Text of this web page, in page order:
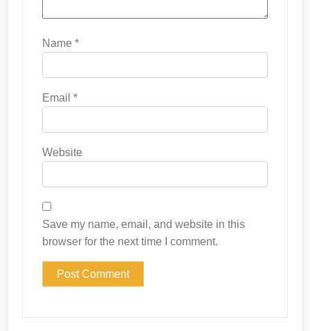
Name *
Email *
Website
Save my name, email, and website in this
browser for the next time I comment.